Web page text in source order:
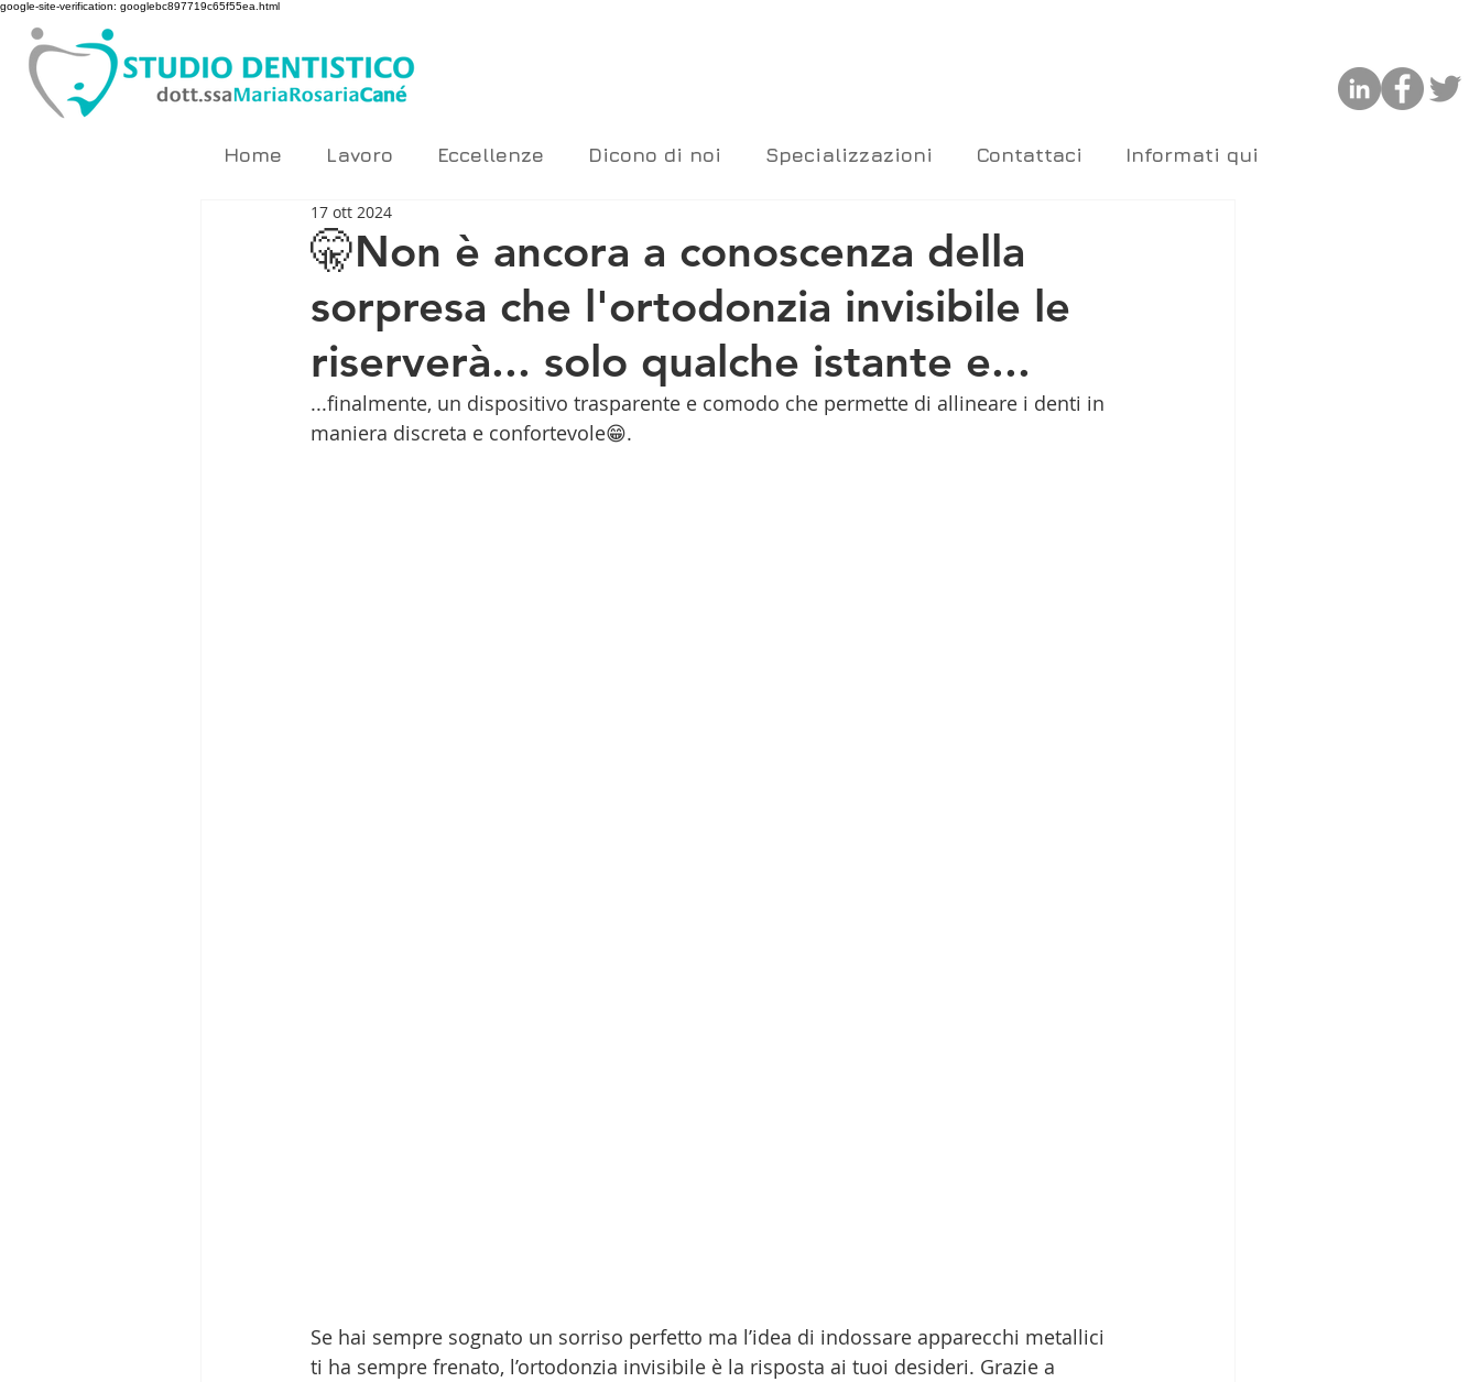
google-site-verification: googlebc897719c65f55ea.html
Home Lavoro Eccellenze Dicono di noi Specializzazioni Contattaci Informati qui
🤫Non è ancora a conoscenza della
sorpresa che l'ortodonzia invisibile le
riserverà... solo qualche istante e...
17 ott 2024
...finalmente, un dispositivo trasparente e comodo che permette di allineare i denti in
maniera discreta e confortevole😁.
Se hai sempre sognato un sorriso perfetto ma l’idea di indossare apparecchi metallici
ti ha sempre frenato, l’ortodonzia invisibile è la risposta ai tuoi desideri. Grazie a